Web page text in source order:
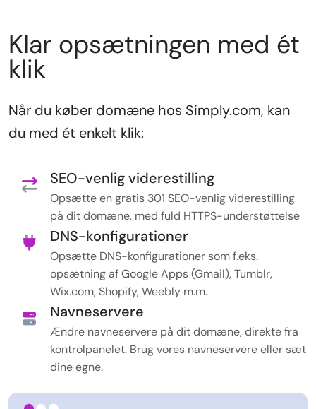
Klar opsætningen med ét
klik
Når du køber domæne hos Simply.com, kan
du med ét enkelt klik:
SEO-venlig viderestilling
Opsætte en gratis 301 SEO-venlig viderestilling
på dit domæne, med fuld HTTPS-understøttelse
DNS-konfigurationer
Opsætte DNS-konfigurationer som f.eks.
opsætning af Google Apps (Gmail), Tumblr,
Wix.com, Shopify, Weebly m.m.
Navneservere
Ændre navneservere på dit domæne, direkte fra
kontrolpanelet. Brug vores navneservere eller sæt
dine egne.